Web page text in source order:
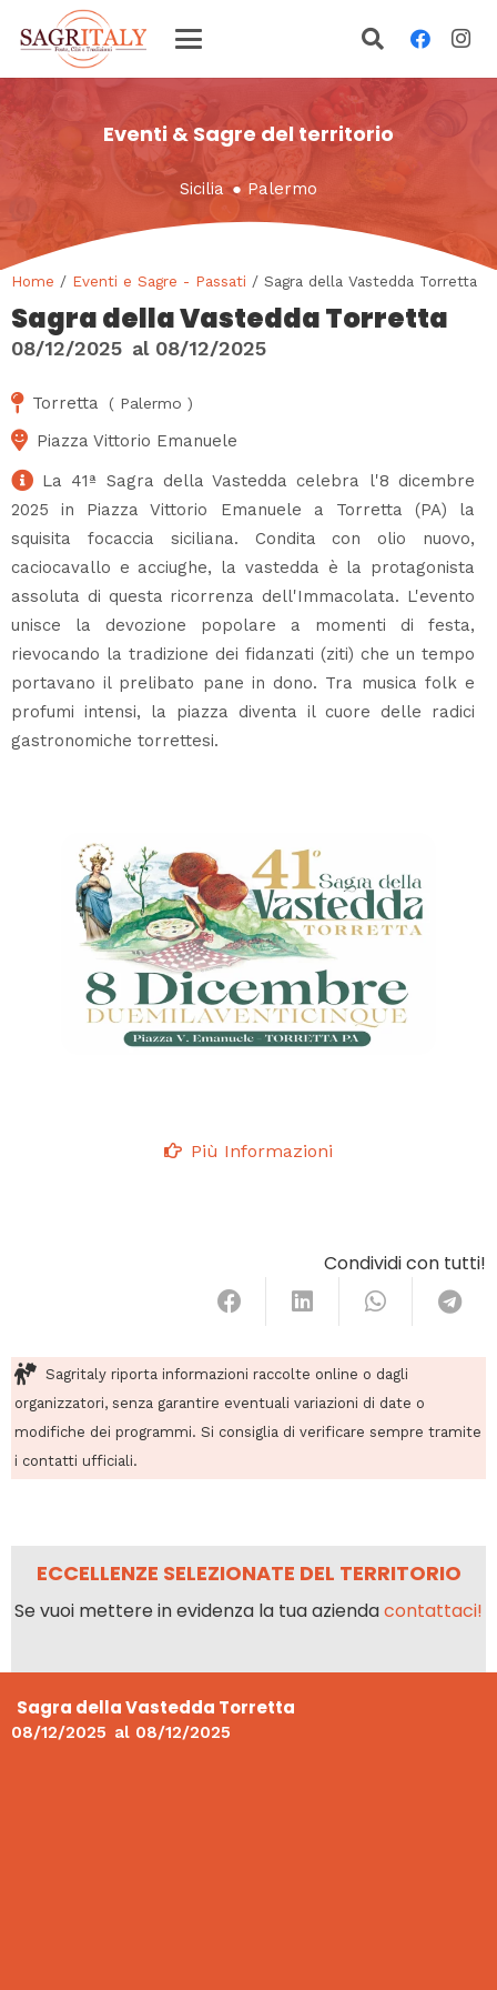
Eventi & Sagre del territorio
Sicilia ● Palermo
Home / Eventi e Sagre - Passati / Sagra della Vastedda Torretta
Sagra della Vastedda Torretta
08/12/2025 al 08/12/2025
Torretta ( Palermo )
Piazza Vittorio Emanuele
La 41ª Sagra della Vastedda celebra l'8 dicembre
2025 in Piazza Vittorio Emanuele a Torretta (PA) la
squisita focaccia siciliana. Condita con olio nuovo,
caciocavallo e acciughe, la vastedda è la protagonista
assoluta di questa ricorrenza dell'Immacolata. L'evento
unisce la devozione popolare a momenti di festa,
rievocando la tradizione dei fidanzati (ziti) che un tempo
portavano il prelibato pane in dono. Tra musica folk e
profumi intensi, la piazza diventa il cuore delle radici
gastronomiche torrettesi.
Più Informazioni
Condividi con tutti!
Sagritaly riporta informazioni raccolte online o dagli
organizzatori, senza garantire eventuali variazioni di date o
modifiche dei programmi. Si consiglia di verificare sempre tramite
i contatti ufficiali.
ECCELLENZE SELEZIONATE DEL TERRITORIO
Se vuoi mettere in evidenza la tua aziendacontattaci!
Sagra della Vastedda Torretta
08/12/2025 al 08/12/2025